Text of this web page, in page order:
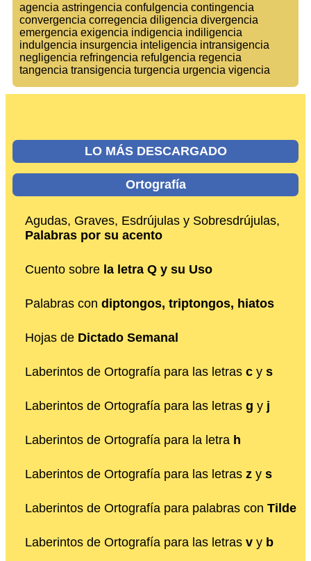
agencia astringencia confulgencia contingencia
convergencia corregencia diligencia divergencia
emergencia exigencia indigencia indiligencia
indulgencia insurgencia inteligencia intransigencia
negligencia refringencia refulgencia regencia
tangencia transigencia turgencia urgencia vigencia
LO MÁS DESCARGADO
Ortografía
Agudas, Graves, Esdrújulas y Sobresdrújulas,
Palabras por su acento
Cuento sobre la letra Q y su Uso
Palabras con diptongos, triptongos, hiatos
Hojas de Dictado Semanal
Laberintos de Ortografía para las letras c y s
Laberintos de Ortografía para las letras g y j
Laberintos de Ortografía para la letra h
Laberintos de Ortografía para las letras z y s
Laberintos de Ortografía para palabras con Tilde
Laberintos de Ortografía para las letras v y b